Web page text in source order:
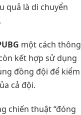
quả là di chuyển
một cách thông
kết hợp sử dụng
đồng đội để kiểm
cả đội.
chiến thuật “đóng